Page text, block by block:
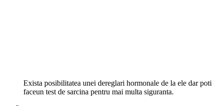
Exista posibilitatea unei dereglari hormonale de la ele dar poti
faceun test de sarcina pentru mai multa siguranta.